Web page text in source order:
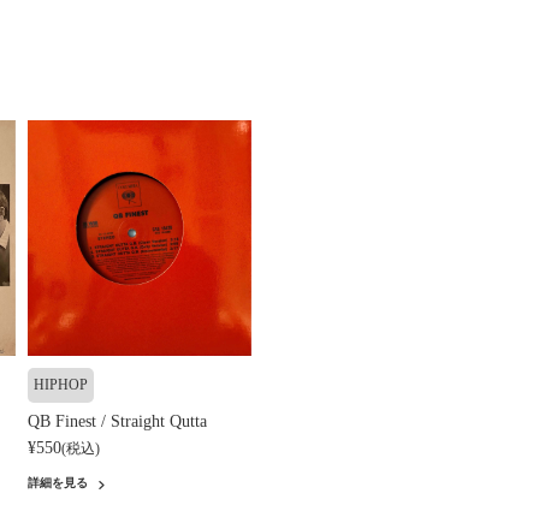
HIPHOP
QB Finest / Straight Qutta
¥550(税込)
詳細を見る